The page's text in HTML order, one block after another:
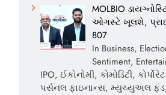
MOLBIO
ઓગસ્ટે ખૂલશે,
807
In Business,
Sentiment,
IPO, ઈકોનોમી, કોમોડિટી,
પર્સનલ ફાઇનાન્સ, મ્યુચ્યુઅલ